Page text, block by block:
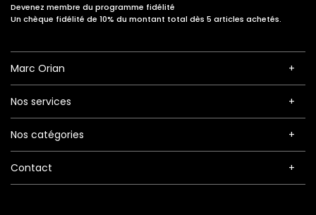
Devenez membre du programme fidélité
Un chèque fidélité de 10% du montant total dès 5 articles achetés.
Marc Orian
Nos services
Nos catégories
Contact